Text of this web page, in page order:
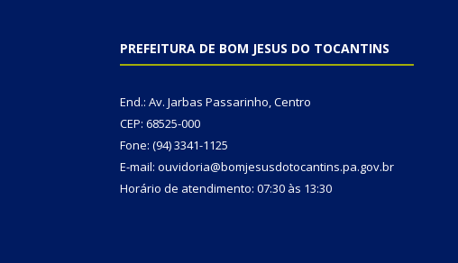
PREFEITURA DE BOM JESUS DO TOCANTINS
End.: Av. Jarbas Passarinho, Centro
CEP: 68525-000
Fone: (94) 3341-1125
E-mail: ouvidoria@bomjesusdotocantins.pa.gov.br
Horário de atendimento: 07:30 às 13:30